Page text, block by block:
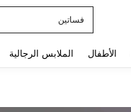
فساتين
الأطفال الملابس الرجالية